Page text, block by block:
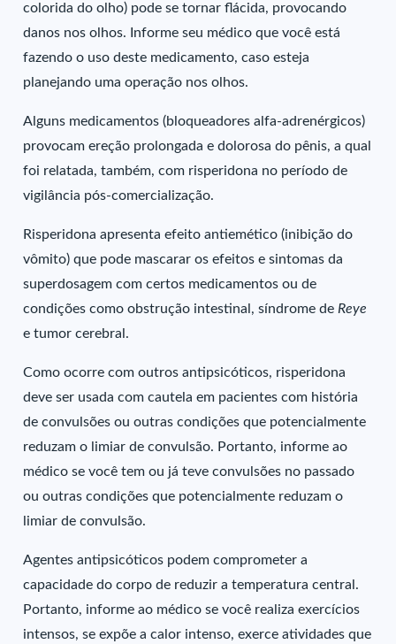
colorida do olho) pode se tornar flácida, provocando
danos nos olhos. Informe seu médico que você está
fazendo o uso deste medicamento, caso esteja
planejando uma operação nos olhos.
Alguns medicamentos (bloqueadores alfa-adrenérgicos)
provocam ereção prolongada e dolorosa do pênis, a qual
foi relatada, também, com risperidona no período de
vigilância pós-comercialização.
Risperidona apresenta efeito antiemético (inibição do
vômito) que pode mascarar os efeitos e sintomas da
superdosagem com certos medicamentos ou de
condições como obstrução intestinal, síndrome de Reye
e tumor cerebral.
Como ocorre com outros antipsicóticos, risperidona
deve ser usada com cautela em pacientes com história
de convulsões ou outras condições que potencialmente
reduzam o limiar de convulsão. Portanto, informe ao
médico se você tem ou já teve convulsões no passado
ou outras condições que potencialmente reduzam o
limiar de convulsão.
Agentes antipsicóticos podem comprometer a
capacidade do corpo de reduzir a temperatura central.
Portanto, informe ao médico se você realiza exercícios
intensos, se expõe a calor intenso, exerce atividades que